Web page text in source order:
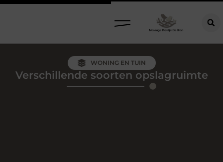
WONING EN TUIN
Verschillende soorten opslagruimte